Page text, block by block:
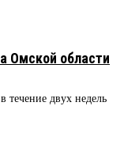
Омской области
двух недель